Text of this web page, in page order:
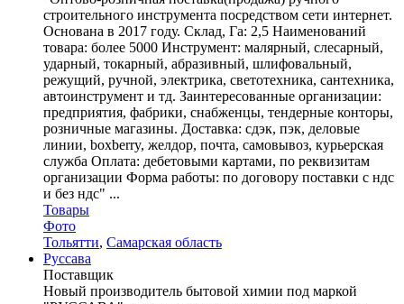
строительного инструмента посредством сети интернет.
Основана в 2017 году. Склад, Га: 2,5 Наименований
товара: более 5000 Инструмент: малярный, слесарный,
ударный, токарный, абразивный, шлифовальный,
режущий, ручной, электрика, светотехника, сантехника,
автоинструмент и тд. Заинтересованные организации:
предприятия, фабрики, снабженцы, тендерные конторы,
розничные магазины. Доставка: сдэк, пэк, деловые
линии, boxberry, желдор, почта, самовывоз, курьерская
служба Оплата: дебетовыми картами, по реквизитам
организации Форма работы: по договору поставки с ндс
и без ндс" ...
Товары
Фото
Тольятти, Самарская область
Руссава
Поставщик
Новый производитель бытовой химии под маркой